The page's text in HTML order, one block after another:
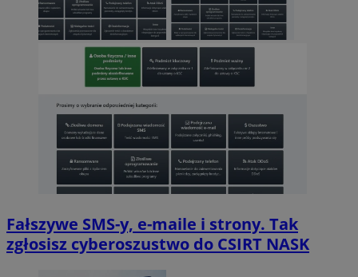
Fałszywe SMS-y, e-maile i strony. Tak
zgłosisz cyberoszustwo do CSIRT NASK